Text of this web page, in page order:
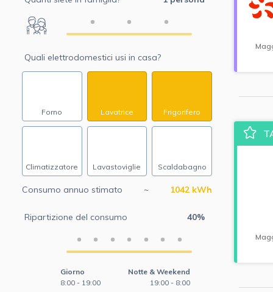
Quali elettrodomestici usi in casa?
Forno Lavatrice Frigorifero
Climatizzatore Lavastoviglie Scaldabagno
Consumo annuo stimato ~ 1042 kWh
Ripartizione del consumo 40%
Giorno
8:00 - 19:00
Notte & Weekend
19:00 - 8:00